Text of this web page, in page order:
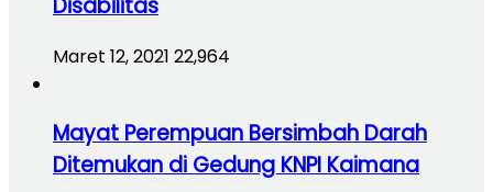
Maret 12, 2021 22,964
Mayat Perempuan Bersimbah Darah
Ditemukan di Gedung KNPI Kaimana